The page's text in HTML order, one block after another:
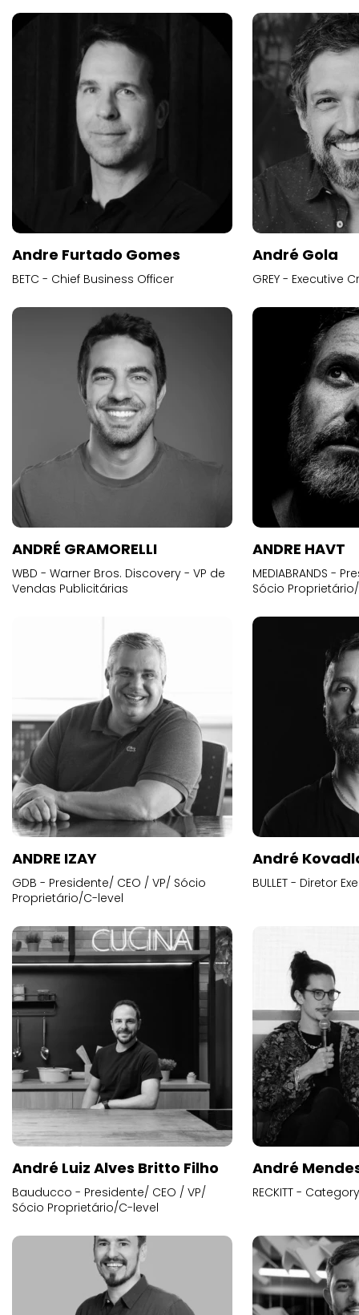
Andre Furtado Gomes
BETC - Chief Business Officer
André Gola
GREY - Executive
ANDRÉ GRAMORELLI
WBD - Warner Bros. Discovery - VP de
Vendas Publicitárias
ANDRE HAVT
MEDIABRANDS -
Sócio
ANDRE IZAY
GDB - Presidente/ CEO / VP/ Sócio
Proprietário/C-level
André
BULLET - Diretor
André Luiz Alves Britto Filho
Bauducco - Presidente/ CEO / VP/
Sócio Proprietário/C-level
André
RECKITT -